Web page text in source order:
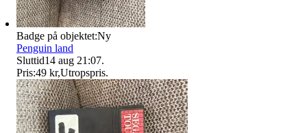
Badge på objektet:Ny
Penguin land
Sluttid14 aug 21:07.
Pris:49 kr,Utropspris.